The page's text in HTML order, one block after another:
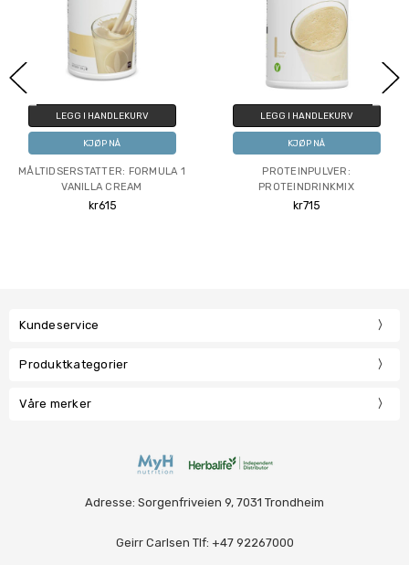
LEGG I HANDLEKURV
KJØP NÅ
MÅLTIDSERSTATTER: FORMULA 1
VANILLA CREAM
kr615
LEGG I HANDLEKURV
KJØP NÅ
PROTEINPULVER:
PROTEINDRINKMIX
kr715
Kundeservice
Produktkategorier
Våre merker
Adresse: Sorgenfriveien 9, 7031 Trondheim
Geirr Carlsen Tlf: +47 92267000